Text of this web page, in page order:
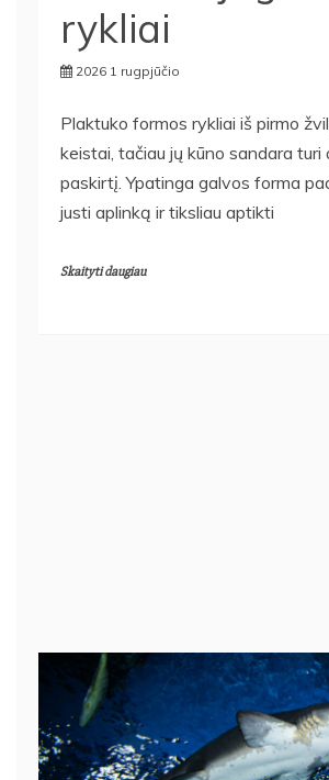
rykliai
2026 1 rugpjūčio
Plaktuko formos rykliai iš pirmo
keistai, tačiau jų kūno sandara turi
paskirtį. Ypatinga galvos forma
justi aplinką ir tiksliau aptikti
Skaityti daugiau